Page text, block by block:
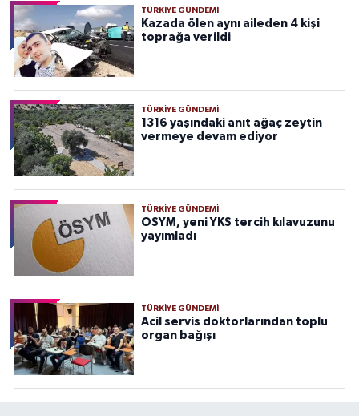
TÜRKIYE GÜNDEMI
Kazada ölen aynı aileden 4 kişi
toprağa verildi
TÜRKIYE GÜNDEMI
1316 yaşındaki anıt ağaç zeytin
vermeye devam ediyor
TÜRKIYE GÜNDEMI
ÖSYM, yeni YKS tercih kılavuzunu
yayımladı
TÜRKIYE GÜNDEMI
Acil servis doktorlarından toplu
organ bağışı